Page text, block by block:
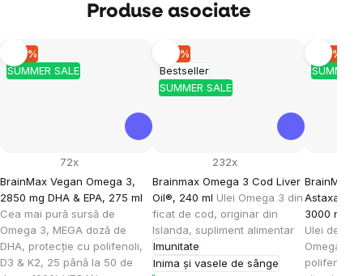
Produse asociate
SUMMER SALE
–10 %
BrainMax Vegan Omega 3,
2850 mg DHA & EPA, 275 ml
Cea mai pură sursă de
Omega 3, MEGA doză de
DHA, protecție cu polifenoli,
D3 & K2, 25 până la 50 de
72x
Bestseller
SUMMER SALE
–10 %
Brainmax Omega 3 Cod Liver
Oil®, 240 ml Ulei Omega 3 din
ficat de cod, originar din
Islanda, supliment alimentar
Imunitate
Inima și vasele de sânge
232x
SUMMER
–10 %
BrainMax
3000 mg
Ulei de
Omega 3,
polifenoli,